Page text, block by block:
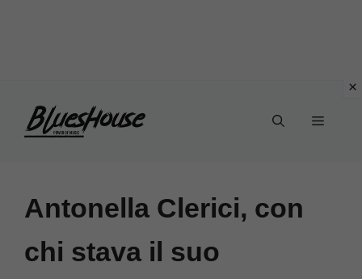
Menu
Antonella Clerici, con
chi stava il suo